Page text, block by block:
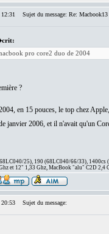
Sujet du message: Re:
pro core2 duo de 2004
?
en 15 pouces, le top chez
janvier 2006, et il n'avait qu'un
25), 190 (68LC040/66/33),
et 12" 1,33 Ghz, MacBook "alu" C2D
Sujet du message: